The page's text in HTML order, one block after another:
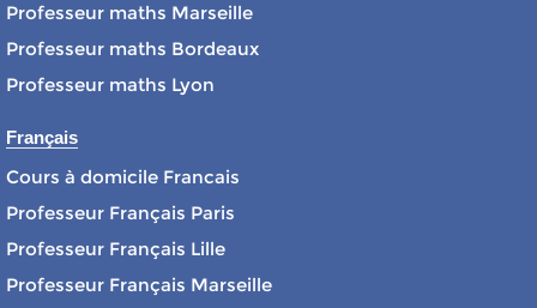
Professeur maths Marseille
Professeur maths Bordeaux
Professeur maths Lyon
Français
Cours à domicile Francais
Professeur Français Paris
Professeur Français Lille
Professeur Français Marseille